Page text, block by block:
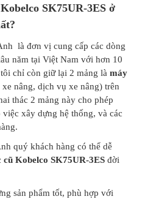
SK75UR-3ES ở
là đơn vị cung cấp các dòng
năm tại Việt Nam với hơn 10
chỉ còn giữ lại 2 mảng là máy
nâng, dịch vụ xe nâng) trên
thác 2 mảng này cho phép
xây dựng hệ thống, và các
quý khách hàng có thể dễ
cũ Kobelco SK75UR-3ES đời
sản phẩm tốt, phù hợp với